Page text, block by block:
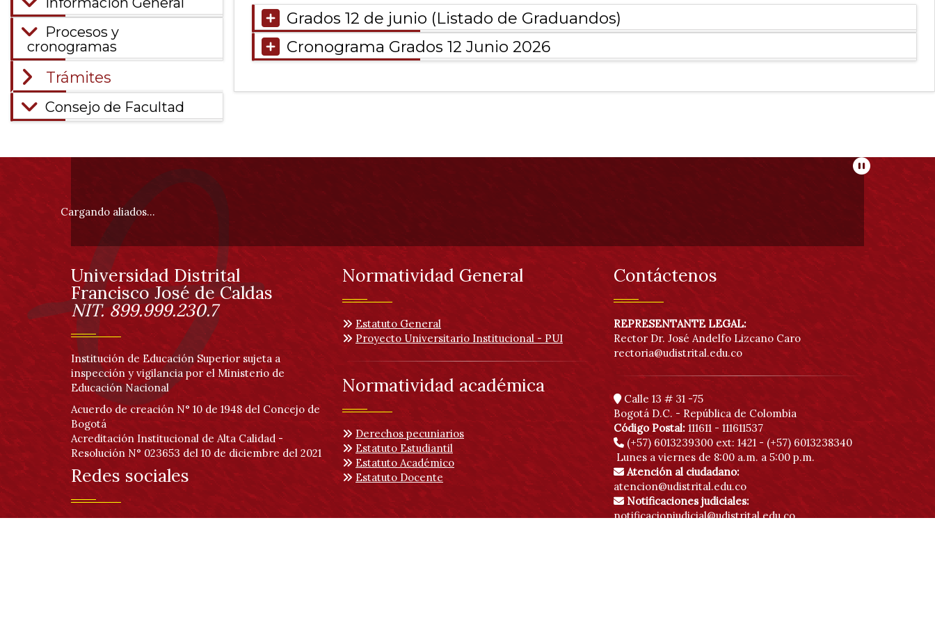
total de 0
registros
Procesos y
cronogramas
Trámites
Consejo de Facultad
Grados 12 de junio (Listado de Graduandos)
Cronograma Grados 12 Junio 2026
Información
pie
de
página
Cargando aliados...
Información
Universidad Distrital
Francisco José de Caldas
NIT. 899.999.230.7
Institución de Educación Superior sujeta a
inspección y vigilancia por el Ministerio de
Educación Nacional
Acuerdo de creación N° 10 de 1948 del Concejo de
Bogotá
Acreditación Institucional de Alta Calidad -
Resolución N° 023653 del 10 de diciembre del 2021
Redes sociales
Normatividad General
Estatuto General
Proyecto Universitario Institucional - PUI
Normatividad académica
Derechos pecuniarios
Estatuto Estudiantil
Estatuto Académico
Estatuto Docente
Contáctenos
REPRESENTANTE LEGAL:
Rector Dr. José Andelfo Lizcano Caro
rectoria@udistrital.edu.co
Calle 13 # 31 -75
Bogotá D.C. - República de Colombia
Código Postal: 111611 - 111611537
(+57) 6013239300 ext: 1421 - (+57) 6013238340
Lunes a viernes de 8:00 a.m. a 5:00 p.m.
Atención al ciudadano:
atencion@udistrital.edu.co
Notificaciones judiciales:
notificacionjudicial@udistrital.edu.co